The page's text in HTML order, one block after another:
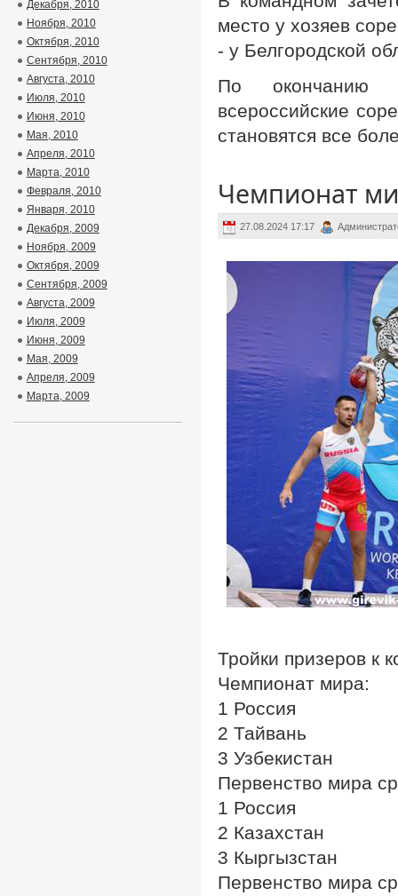
место у хозяев
- у Белгородской
По окончанию
всероссийские
становятся все
Чемпионат
27.08.2024 17:17
Тройки призеров к
Чемпионат мира:
1 Россия
2 Тайвань
3 Узбекистан
Первенство мира
1 Россия
2 Казахстан
3 Кыргызстан
Первенство мира
Декабря, 2010
Ноября, 2010
Октября, 2010
Сентября, 2010
Августа, 2010
Июля, 2010
Июня, 2010
Мая, 2010
Апреля, 2010
Марта, 2010
Февраля, 2010
Января, 2010
Декабря, 2009
Ноября, 2009
Октября, 2009
Сентября, 2009
Августа, 2009
Июля, 2009
Июня, 2009
Мая, 2009
Апреля, 2009
Марта, 2009